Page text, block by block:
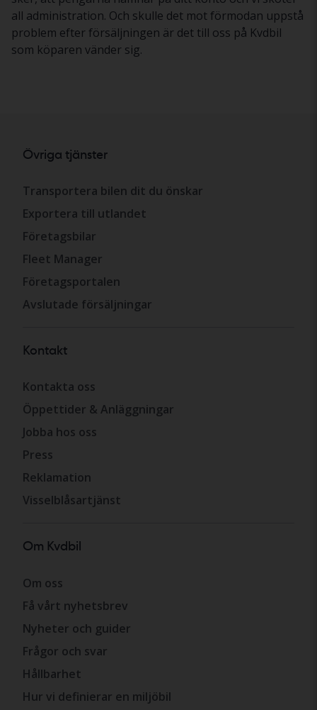
all administration. Och skulle det mot förmodan uppstå
problem efter försäljningen är det till oss på Kvdbil
som köparen vänder sig.
Övriga tjänster
Transportera bilen dit du önskar
Exportera till utlandet
Företagsbilar
Fleet Manager
Företagsportalen
Avslutade försäljningar
Kontakt
Kontakta oss
Öppettider & Anläggningar
Jobba hos oss
Press
Reklamation
Visselblåsartjänst
Om Kvdbil
Om oss
Få vårt nyhetsbrev
Nyheter och guider
Frågor och svar
Hållbarhet
Hur vi definierar en miljöbil